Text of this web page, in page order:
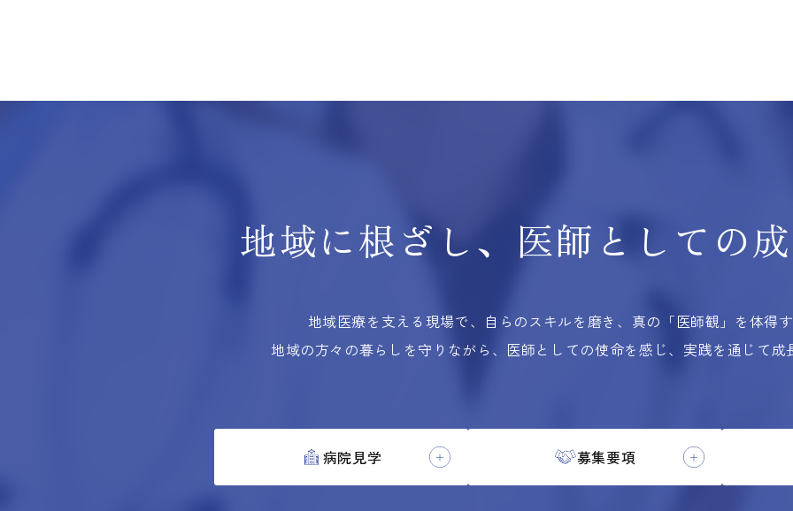
地域に根ざし、 医師としての
地域医療を支える現場で、自らのスキルを磨き、 真の「医師観」を体得
地域の方々の暮らしを守りながら、医師としての使命を感じ、実践を通じて
病院見学 募集要項